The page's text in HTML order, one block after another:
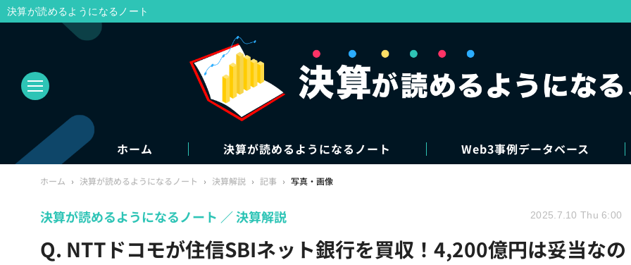
ホーム 決算が読めるようになるノート Web3事例データベース
ホーム › 決算が読めるようになるノート › 決算解説 › 記事 › 写真・画像
Q. NTTドコモが住信SBIネット銀行を買収！4,200億円は妥当なの
決算が読めるようになるノート 決算解説 2025.7.10 Thu 6:00
決算が読めるようになるノート